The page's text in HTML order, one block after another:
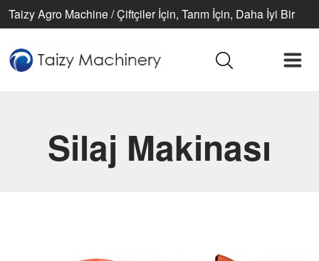
Taizy Agro Machine / Çiftçiler İçin, Tarım İçin, Daha İyi Bir
Silaj Makinası